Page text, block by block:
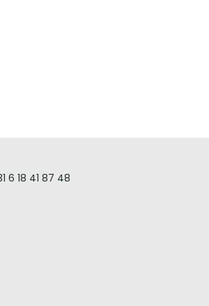
6 18 41 87 48